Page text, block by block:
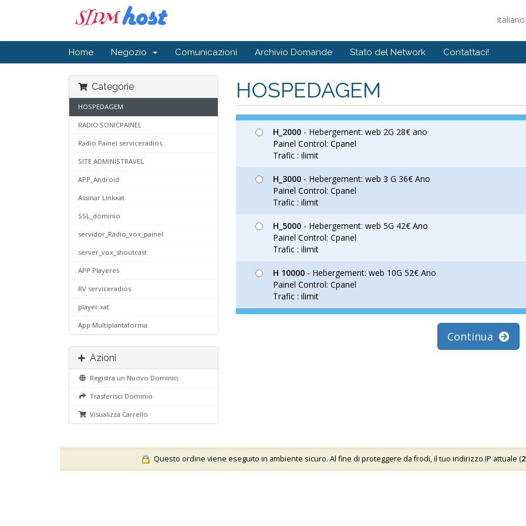
Italiano
Home Negozio Comunicazioni Archivio Domande Stato del Network Contattaci!
HOSPEDAGEM
Categorie
HOSPEDAGEM
RADIO SONICPAINEL
Radio Painel serviceradios
SITE ADMINISTRAVEL
APP_Android
Assinar Linkxat
SSL_dominio
servidor_Radio_vox_painel
server_vox_shoutcast
APP Playeres
RV serviceradios
player xat
App Multiplantaforma
Azioni
Registra un Nuovo Dominio
Trasferisci Dominio
Visualizza Carrello
H_2000 - Hebergement: web 2G 28€ ano
Painel Control: Cpanel
Trafic : ilimit
H_3000 - Hebergement: web 3 G 36€ Ano
Painel Control: Cpanel
Trafic : ilimit
H_5000 - Hebergement: web 5G 42€ Ano
Painel Control: Cpanel
Trafic : ilimit
H 10000 - Hebergement: web 10G 52€ Ano
Painel Control: Cpanel
Trafic : ilimit
Continua
Questo ordine viene eseguito in ambiente sicuro. Al fine di proteggere da frodi, il tuo indirizzo IP attuale (